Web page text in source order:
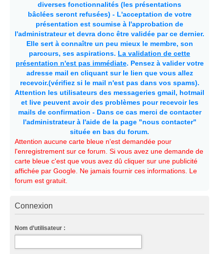
diverses fonctionnalités (les présentations
bâclées seront refusées) - L'acceptation de votre
présentation est soumise à l'approbation de
l'administrateur et devra donc être validée par ce dernier.
Elle sert à connaître un peu mieux le membre, son
parcours, ses aspirations. La validation de cette
présentation n'est pas immédiate. Pensez à valider votre
adresse mail en cliquant sur le lien que vous allez
recevoir.(vérifiez si le mail n'est pas dans vos spams).
Attention les utilisateurs des messageries gmail, hotmail
et live peuvent avoir des problèmes pour recevoir les
mails de confirmation - Dans ce cas merci de contacter
l'administrateur à l'aide de la page "nous contacter"
située en bas du forum.
Attention aucune carte bleue n'est demandée pour
l'enregistrement sur ce forum. Si vous avez une demande de
carte bleue c'est que vous avez dû cliquer sur une publicité
affichée par Google. Ne jamais fournir ces informations. Le
forum est gratuit.
Connexion
Nom d’utilisateur :